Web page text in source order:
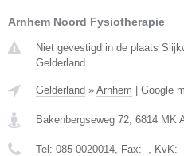
Arnhem Noord Fysiotherapie
Niet gevestigd in de plaats
Gelderland.
Gelderland » Arnhem Google
Bakenbergseweg 72 6814 MK
Tel: 085-0020014 , Fax: - , KvK: -